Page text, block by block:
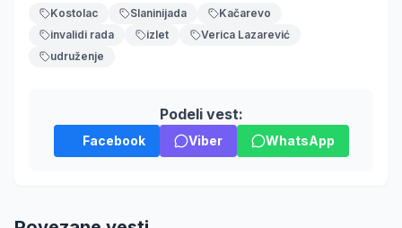
Kostolac Slaninijada
Kačarevo
invalidi rada
izlet
Verica Lazarević
udruženje
Podeli vest:
Facebook Viber WhatsApp